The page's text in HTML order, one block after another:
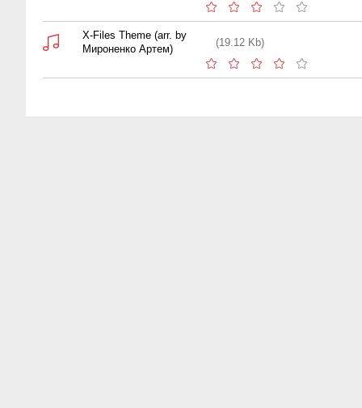
X-Files Theme (arr. by
Мироненко Артем)
(19.12 Kb)